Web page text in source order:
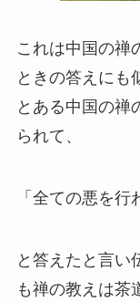
これは中国の禅
ときの答えにも
とある中国の禅
られて、
「全ての悪を行
と答えたと言い
も禅の教えは茶